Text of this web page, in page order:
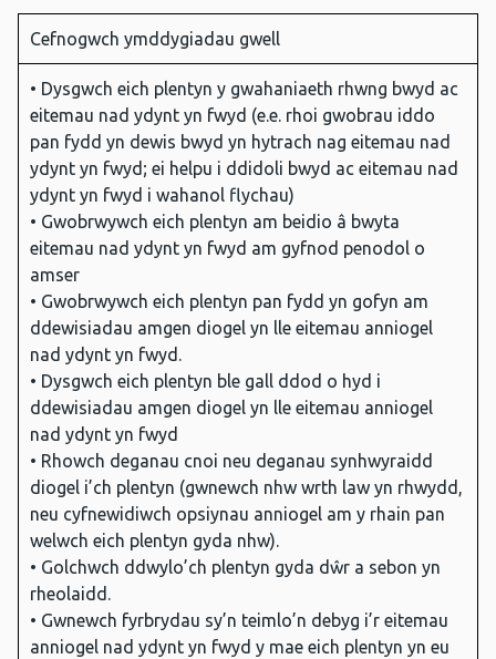
Cefnogwch ymddygiadau gwell
• Dysgwch eich plentyn y gwahaniaeth rhwng bwyd ac
eitemau nad ydynt yn fwyd (e.e. rhoi gwobrau iddo
pan fydd yn dewis bwyd yn hytrach nag eitemau nad
ydynt yn fwyd; ei helpu i ddidoli bwyd ac eitemau nad
ydynt yn fwyd i wahanol flychau)
• Gwobrwywch eich plentyn am beidio â bwyta
eitemau nad ydynt yn fwyd am gyfnod penodol o
amser
• Gwobrwywch eich plentyn pan fydd yn gofyn am
ddewisiadau amgen diogel yn lle eitemau anniogel
nad ydynt yn fwyd.
• Dysgwch eich plentyn ble gall ddod o hyd i
ddewisiadau amgen diogel yn lle eitemau anniogel
nad ydynt yn fwyd
• Rhowch deganau cnoi neu deganau synhwyraidd
diogel i’ch plentyn (gwnewch nhw wrth law yn rhwydd,
neu cyfnewidiwch opsiynau anniogel am y rhain pan
welwch eich plentyn gyda nhw).
• Golchwch ddwylo’ch plentyn gyda dŵr a sebon yn
rheolaidd.
• Gwnewch fyrbrydau sy’n teimlo’n debyg i’r eitemau
anniogel nad ydynt yn fwyd y mae eich plentyn yn eu